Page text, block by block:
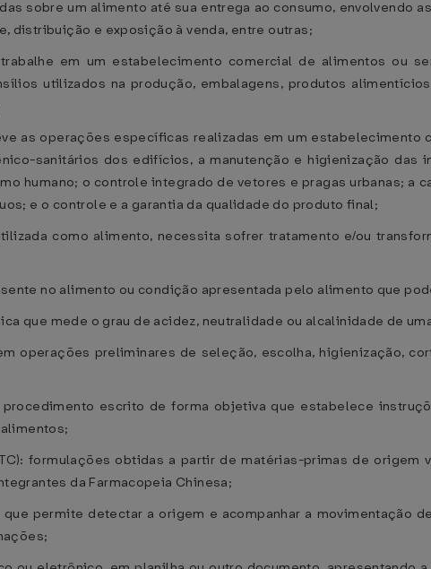
sobre um alimento até sua entrega ao consumo, envolvendo
distribuição e exposição à venda, entre outras;
em um estabelecimento comercial de alimentos ou
utilizados na produção, embalagens, produtos
as operações específicas realizadas em um
sanitários dos edifícios, a manutenção e higienização das
humano; o controle integrado de vetores e pragas urbanas; a
e o controle e a garantia da qualidade do produto final;
como alimento, necessita sofrer tratamento e/ou
no alimento ou condição apresentada pelo alimento que
que mede o grau de acidez, neutralidade ou alcalinidade de
operações preliminares de seleção, escolha, higienização,
procedimento escrito de forma objetiva que estabelece
formulações obtidas a partir de matérias-primas de origem
da Farmacopeia Chinesa;
permite detectar a origem e acompanhar a movimentação